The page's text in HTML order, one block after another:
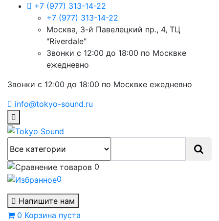
+7 (977) 313-14-22
+7 (977) 313-14-22
Москва, 3-й Павелецкий пр., 4, ТЦ
"Riverdale"
Звонки с 12:00 до 18:00 по Москвке
ежедневно
Звонки с 12:00 до 18:00 по Москвке ежедневно
info@tokyo-sound.ru
0
0
Напишите нам
0 Корзина пуста